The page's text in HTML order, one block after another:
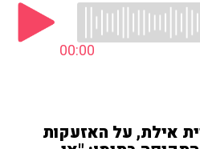
00:00
אילת, על האזעקות